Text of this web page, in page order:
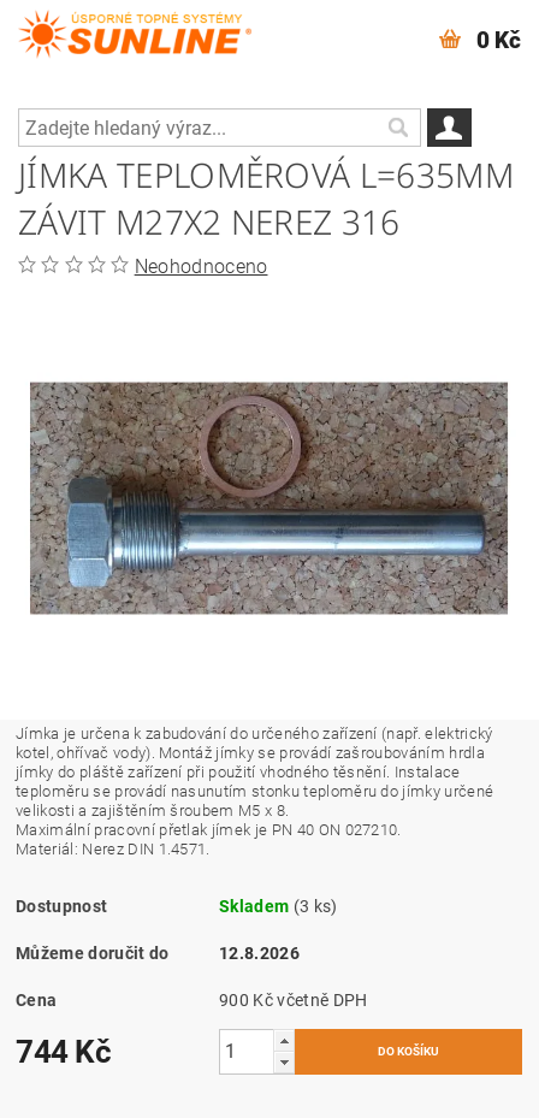
0 Kč
JÍMKA TEPLOMĚROVÁ L=635MM
ZÁVIT M27X2 NEREZ 316
Neohodnoceno
Jímka je určena k zabudování do určeného zařízení (např. elektrický
kotel, ohřívač vody). Montáž jímky se provádí zašroubováním hrdla
jímky do pláště zařízení při použití vhodného těsnění. Instalace
teploměru se provádí nasunutím stonku teploměru do jímky určené
velikosti a zajištěním šroubem M5 x 8.
Maximální pracovní přetlak jímek je PN 40 ON 027210.
Materiál: Nerez DIN 1.4571.
Dostupnost Skladem (3 ks)
Můžeme doručit do 12.8.2026
Cena 900 Kč včetně DPH
744 Kč